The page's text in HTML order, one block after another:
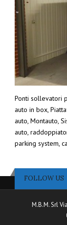
Ponti sollevatori
auto in box,
auto, Montauto,
auto,
parking system,
FOLLOW US
M.B.M. Srl